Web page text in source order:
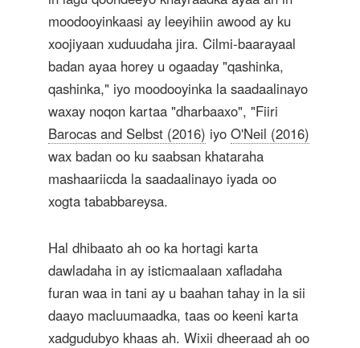
moodooyinkaasi ay leeyihiin awood ay ku
xoojiyaan xuduudaha jira. Cilmi-baarayaal
badan ayaa horey u ogaaday "qashinka,
qashinka," iyo moodooyinka la saadaalinayo
waxay noqon kartaa "dharbaaxo", "Fiiri
Barocas and Selbst (2016) iyo O'Neil (2016)
wax badan oo ku saabsan khataraha
mashaariicda la saadaalinayo iyada oo
xogta tababbareysa.
Hal dhibaato ah oo ka hortagi karta
dawladaha in ay isticmaalaan xafladaha
furan waa in tani ay u baahan tahay in la sii
daayo macluumaadka, taas oo keeni karta
xadgudubyo khaas ah. Wixii dheeraad ah oo